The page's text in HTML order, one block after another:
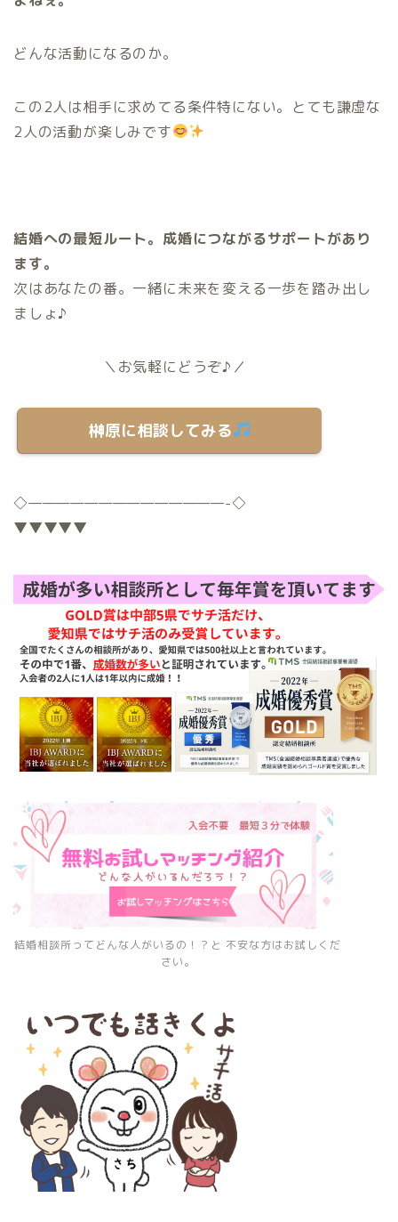
どんな活動になるのか。
この2人は相手に求めてる条件特にない。とても謙虚な
2人の活動が楽しみです
結婚への最短ルート。成婚につながるサポートがあり
ます。
次はあなたの番。一緒に未来を変える一歩を踏み出し
ましょ♪
＼お気軽にどうぞ♪／
榊原に相談してみる
◇——————————————-◇
▼▼▼▼▼
結婚相談所ってどんな人がいるの！？と 不安な方はお試しくだ
さい。